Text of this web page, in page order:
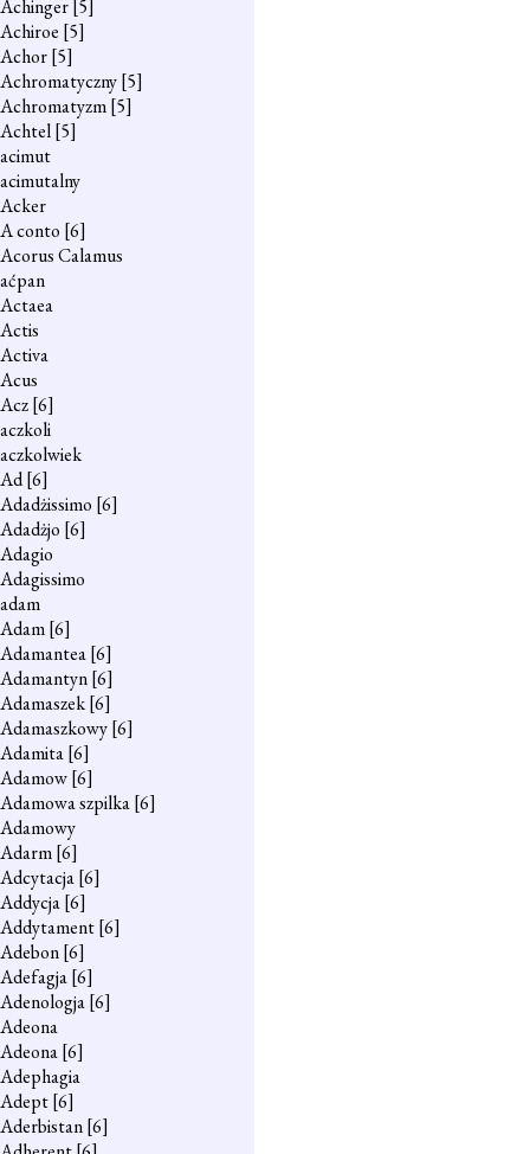
Achinger[5]
Achiroe [5]
Achor[5]
Achromatyczny[5]
Achromatyzm[5]
Achtel[5]
acimut
acimutalny
Acker
A conto [6]
Acorus Calamus
aćpan
Actaea
Actis
Activa
Acus
Acz[6]
aczkoli
aczkolwiek
Ad[6]
Adadżissimo [6]
Adadżjo [6]
Adagio
Adagissimo
adam
Adam[6]
Adamantea[6]
Adamantyn[6]
Adamaszek[6]
Adamaszkowy[6]
Adamita[6]
Adamow[6]
Adamowa szpilka[6]
Adamowy
Adarm[6]
Adcytacja[6]
Addycja[6]
Addytament[6]
Adebon[6]
Adefagja[6]
Adenologja[6]
Adeona
Adeona[6]
Adephagia
Adept[6]
Aderbistan[6]